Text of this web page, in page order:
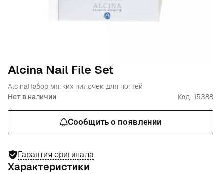
Alcina Nail File Set
AlcinaНабор мягких пилочек для ногтей
Нет в наличии
Код: 15388
Сообщить о появлении
Гарантия оригинала
Характеристики